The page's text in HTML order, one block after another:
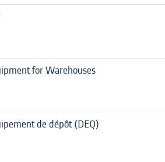
for Warehouses
de dépôt (DEQ)